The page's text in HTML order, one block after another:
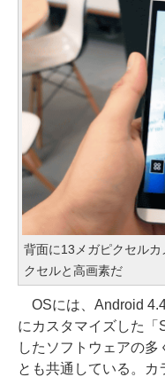
背面に13メガピクセル
クセルと高画素だ
OSには、Android
にカスタマイズした「
したソフトウェアの
とも共通している。